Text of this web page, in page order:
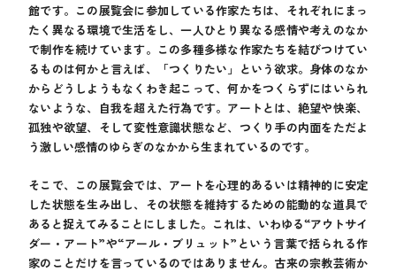
館です。この展覧会に参加している作家たちは、それぞれにまっ
たく異なる環境で生活をし、一人ひとり異なる感情や考えのなか
で制作を続けています。この多種多様な作家たちを結びつけてい
るものは何かと言えば、「つくりたい」という欲求。身体のなか
からどうしようもなくわき起こって、何かをつくらずにはいられ
ないような、自我を超えた行為です。アートとは、絶望や快楽、
孤独や欲望、そして変性意識状態など、つくり手の内面をただよ
う激しい感情のゆらぎのなかから生まれているのです。
そこで、この展覧会では、アートを心理的あるいは精神的に安定
した状態を生み出し、その状態を維持するための能動的な道具で
あると捉えてみることにしました。これは、いわゆる“アウトサイ
ダー・アート”や“アール・ブリュット”という言葉で括られる作
家のことだけを言っているのではありません。古来の宗教芸術か